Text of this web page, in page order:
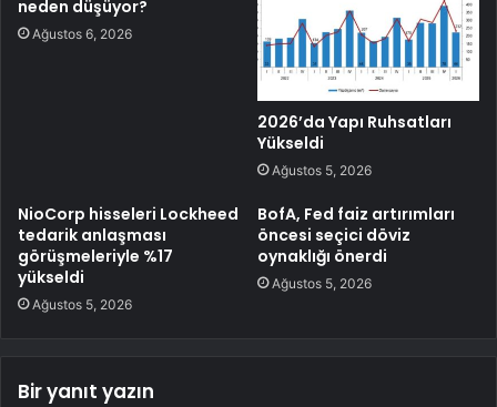
neden düşüyor?
Ağustos 6, 2026
2026’da Yapı Ruhsatları
Yükseldi
Ağustos 5, 2026
NioCorp hisseleri Lockheed
tedarik anlaşması
görüşmeleriyle %17
yükseldi
Ağustos 5, 2026
BofA, Fed faiz artırımları
öncesi seçici döviz
oynaklığı önerdi
Ağustos 5, 2026
Bir yanıt yazın